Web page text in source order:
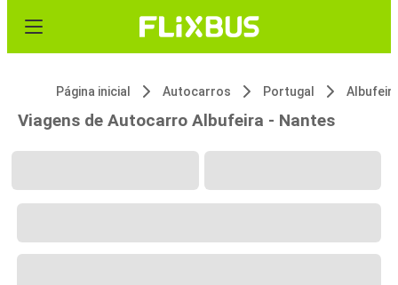
Página inicial Autocarros Portugal
Viagens de Autocarro Albufeira - Nantes